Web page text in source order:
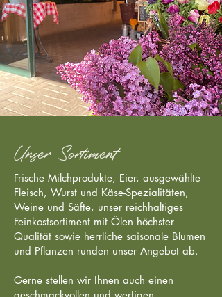
Unser Sortiment
​Frische Milchprodukte, Eier, ausgewählte
Fleisch, Wurst und Käse-Spezialitäten,
Weine und Säfte, unser reichhaltiges
Feinkostsortiment mit Ölen höchster
Qualität sowie herrliche saisonale Blumen
und Pflanzen runden unser Angebot ab.
Gerne stellen wir Ihnen auch einen